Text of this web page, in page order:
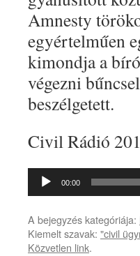
Amnesty
egyértelműen
kimondja a
végezni
beszélgetett.
Civil Rádió
Audió
lejátszó
00:00
A bejegyzés kategóriája:
Kiemelt szavak: "civil
Közvetlen link.